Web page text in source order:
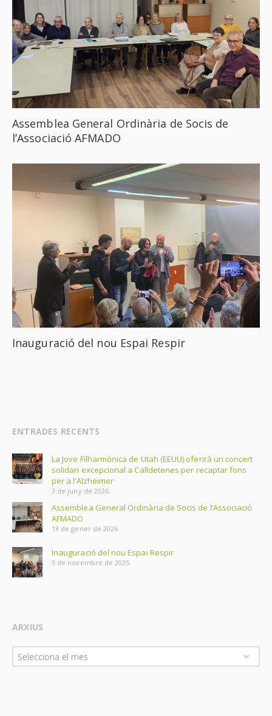
Assemblea General Ordinària de Socis de
l’Associació AFMADO
Inauguració del nou Espai Respir
ENTRADES RECENTS
La Jove Filharmònica de Utah (EEUU) oferirà un concert
solidari excepcional a Calldetenes per recaptar fons
per a l’Alzheimer
3 de juny de 2026
Assemblea General Ordinària de Socis de l’Associació
AFMADO
13 de gener de 2026
Inauguració del nou Espai Respir
3 de novembre de 2025
ARXIUS
Arxius
Selecciona el mes